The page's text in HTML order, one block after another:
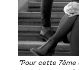
“Pour cette